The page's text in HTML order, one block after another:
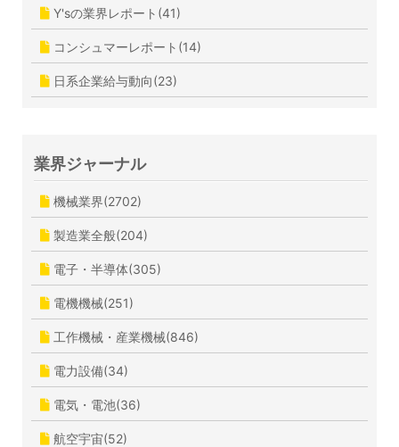
Y'sの業界レポート(41)
コンシュマーレポート(14)
日系企業給与動向(23)
業界ジャーナル
機械業界(2702)
製造業全般(204)
電子・半導体(305)
電機機械(251)
工作機械・産業機械(846)
電力設備(34)
電気・電池(36)
航空宇宙(52)